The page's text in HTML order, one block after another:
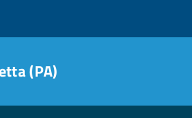
(PA)